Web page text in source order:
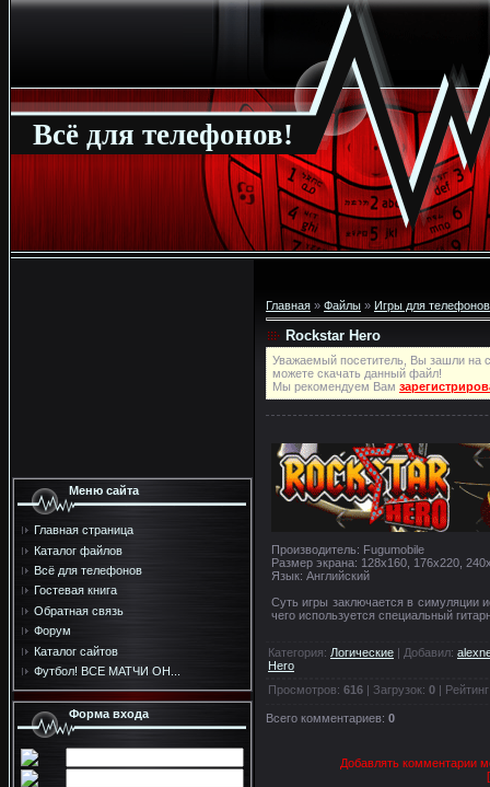
Всё для телефонов!
Меню сайта
Главная страница
Каталог файлов
Всё для телефонов
Гостевая книга
Обратная связь
Форум
Каталог сайтов
Футбол! ВСЕ МАТЧИ ОН...
Форма входа
Главная » Файлы » Игры для телефонов
Rockstar Hero
Уважаемый посетитель, Вы зашли на
можете скачать данный файл!
Мы рекомендуем Вам
Производитель: Fugumobile
Размер экрана: 128x160, 176x220,
Язык: Английский
Суть игры заключается в симуляции
чего используется специальный
Категория: Логические | Добавил:
Hero
Просмотров: 616 | Загрузок: 0 | Рейтинг
Всего комментариев: 0
Добавлять комментарии